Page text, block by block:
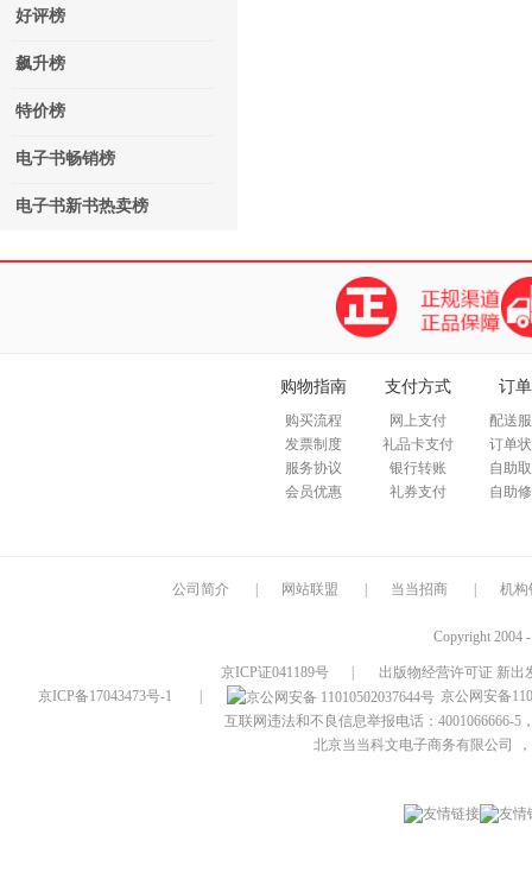
好评榜
飙升榜
特价榜
电子书畅销榜
电子书新书热卖榜
购物指南
购买流程
发票制度
服务协议
会员优惠
支付方式
网上支付
礼品卡支付
银行转账
礼券支付
订
配送
订单
自助
自助
公司简介 网站联盟 当当招商 机构
Copyright 2004
京ICP证041189号
出版物经营许可证 新出
京ICP备17043473号-1
京公网安备
互联网违法和不良信息举报电话：4001066666-5
北京当当科文电子商务有限公司